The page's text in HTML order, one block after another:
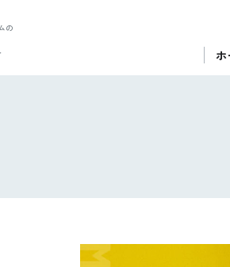
の